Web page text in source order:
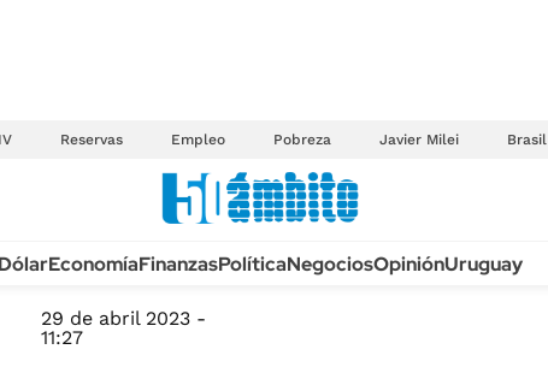
Reservas Empleo Pobreza Javier Milei Brasil
TECNOLOGÍA
MÉXICO
DólarEconomíaFinanzasPolíticaNegociosOpiniónUruguay
29 de abril 2023 -
11:27